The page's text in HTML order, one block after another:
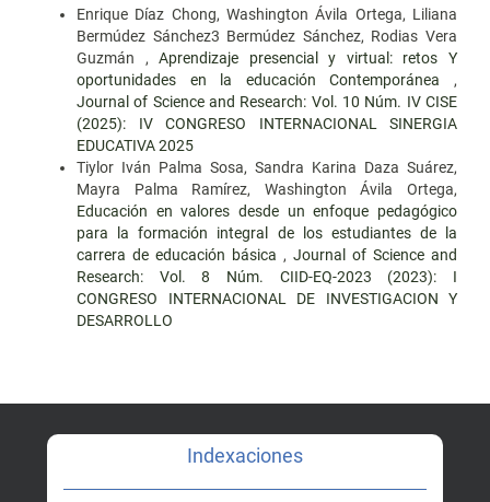
Enrique Díaz Chong, Washington Ávila Ortega, Liliana
Bermúdez Sánchez3 Bermúdez Sánchez, Rodias Vera
Guzmán ,Aprendizaje presencial y virtual: retos Y
oportunidades en la educación Contemporánea ,
Journal of Science and Research: Vol. 10 Núm. IV CISE
(2025): IV CONGRESO INTERNACIONAL SINERGIA
EDUCATIVA 2025
Tiylor Iván Palma Sosa, Sandra Karina Daza Suárez,
Mayra Palma Ramírez, Washington Ávila Ortega,
Educación en valores desde un enfoque pedagógico
para la formación integral de los estudiantes de la
carrera de educación básica , Journal of Science and
Research: Vol. 8 Núm. CIID-EQ-2023 (2023): I
CONGRESO INTERNACIONAL DE INVESTIGACION Y
DESARROLLO
Indexaciones